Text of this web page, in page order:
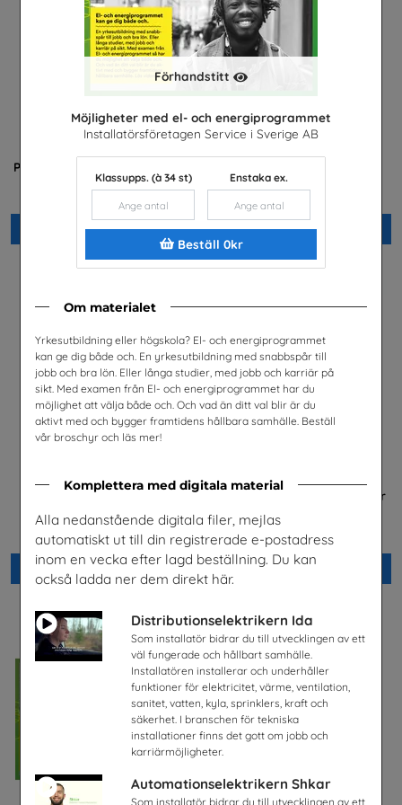
Förhandstitt
Möjligheter med el- och energiprogrammet
Installatörsföretagen Service i Sverige AB
Klassupps. (à 34 st) Enstaka ex.
Beställ 0kr
Om materialet
Yrkesutbildning eller högskola? El- och energiprogrammet
kan ge dig både och. En yrkesutbildning med snabbspår till
jobb och bra lön. Eller långa studier, med jobb och karriär på
sikt. Med examen från El- och energiprogrammet har du
möjlighet att välja både och. Och vad än ditt val blir är du
aktivt med och bygger framtidens hållbara samhälle. Beställ
vår broschyr och läs mer!
Komplettera med digitala material
Alla nedanstående digitala filer, mejlas
automatiskt ut till din registrerade e-postadress
inom en vecka efter lagd beställning. Du kan
också ladda ner dem direkt här.
Distributionselektrikern Ida
Som installatör bidrar du till utvecklingen av ett
väl fungerade och hållbart samhälle.
Installatören installerar och underhåller
funktioner för elektricitet, värme, ventilation,
sanitet, vatten, kyla, sprinklers, kraft och
säkerhet. I branschen för tekniska
installationer finns det gott om jobb och
karriärmöjligheter.
Automationselektrikern Shkar
Som installatör bidrar du till utvecklingen av ett
Praktisera i energibranschen
Energiföretagen Sverige
Beställ 0kr
stadsnät
Beställ 0kr
Jobba i energibranschen
Energiföretagen Sverige
Beställ 0kr
FRAMTIDEN är i dina händer
bransch- och
arbetsgivarorganisation
Beställ 0kr